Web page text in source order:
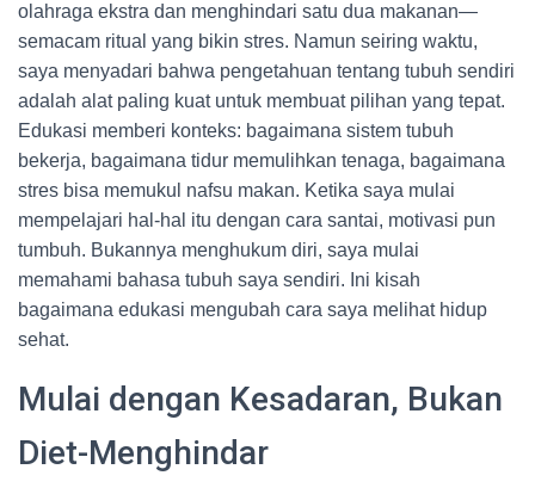
olahraga ekstra dan menghindari satu dua makanan—
semacam ritual yang bikin stres. Namun seiring waktu,
saya menyadari bahwa pengetahuan tentang tubuh sendiri
adalah alat paling kuat untuk membuat pilihan yang tepat.
Edukasi memberi konteks: bagaimana sistem tubuh
bekerja, bagaimana tidur memulihkan tenaga, bagaimana
stres bisa memukul nafsu makan. Ketika saya mulai
mempelajari hal-hal itu dengan cara santai, motivasi pun
tumbuh. Bukannya menghukum diri, saya mulai
memahami bahasa tubuh saya sendiri. Ini kisah
bagaimana edukasi mengubah cara saya melihat hidup
sehat.
Mulai dengan Kesadaran, Bukan
Diet-Menghindar